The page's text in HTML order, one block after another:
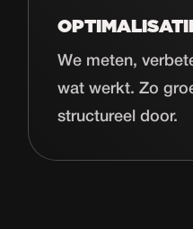
We meten,
wat werkt. Zo
structureel door.